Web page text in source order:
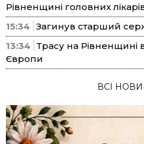
Рівненщині головних
15:34 Загинув старший
13:34 Трасу на Рівненщині
Європи
ВСІ